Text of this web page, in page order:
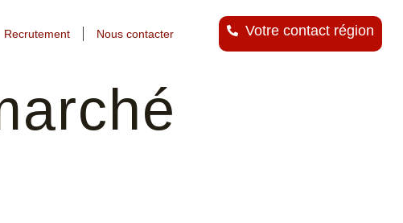
Recrutement Nous contacter Votre contact région